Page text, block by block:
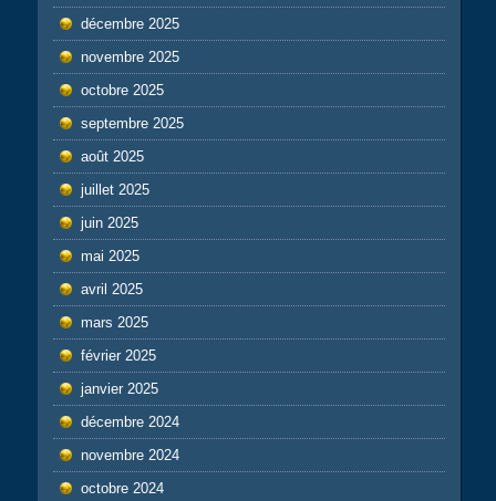
décembre 2025
novembre 2025
octobre 2025
septembre 2025
août 2025
juillet 2025
juin 2025
mai 2025
avril 2025
mars 2025
février 2025
janvier 2025
décembre 2024
novembre 2024
octobre 2024